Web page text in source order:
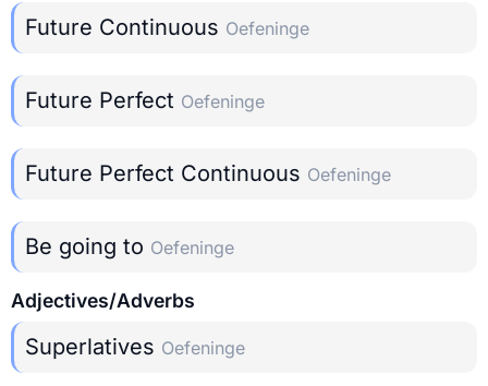
Future Continuous Oefeninge
Future Perfect Oefeninge
Future Perfect Continuous Oefeninge
Be going to Oefeninge
Adjectives/Adverbs
Superlatives Oefeninge